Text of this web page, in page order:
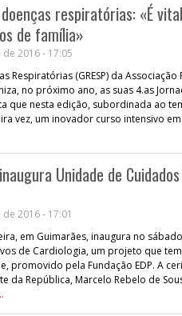
respiratórias: «É
de família»
2016 - 17:05
Respiratórias (GRESP) da Associação
no próximo ano, as suas 4.as
que nesta edição, subordinada ao
vez, um inovador curso intensivo
Unidade de
2016 - 17:01
em Guimarães, inaugura no
de Cardiologia, um projeto que
promovido pela Fundação EDP. A
da República, Marcelo Rebelo de